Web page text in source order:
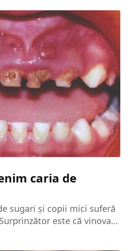
Pe la 4 sau 5 luni, se
jumătate de linguriță cu
tare, nu răscopt până la
amestecat cu alte
cu piure de legume. Pe
în alimentația...
caria de
sugari și copii mici suferă
este că vinovații